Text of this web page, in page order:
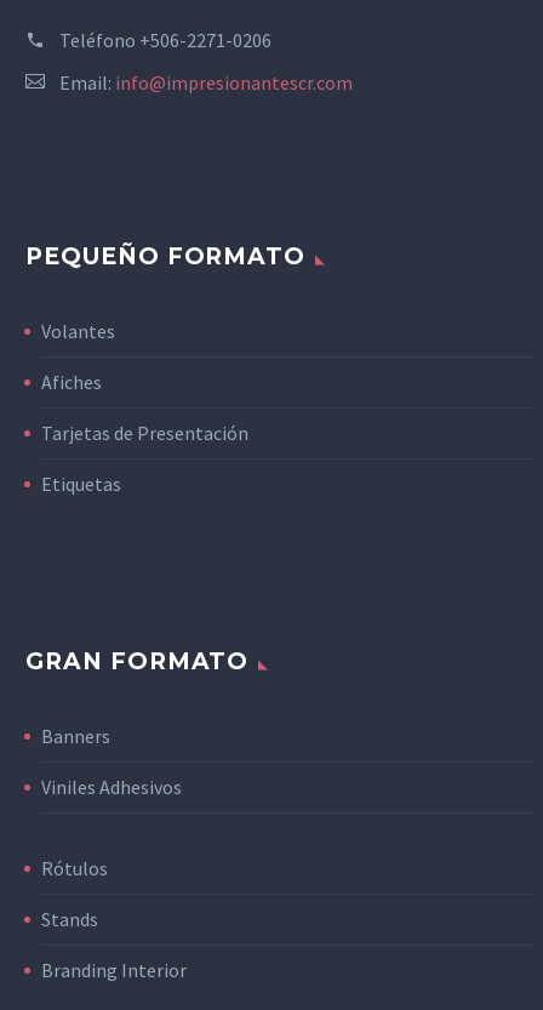
Teléfono +506-2271-0206
Email: info@impresionantescr.com
PEQUEÑO FORMATO
Volantes
Afiches
Tarjetas de Presentación
Etiquetas
GRAN FORMATO
Banners
Viniles Adhesivos
Rótulos
Stands
Branding Interior